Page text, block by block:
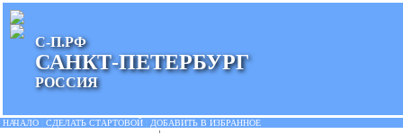
С-П.РФ
САНКТ-ПЕТЕРБУРГ
РОССИЯ
НАЧАЛО СДЕЛАТЬ СТАРТОВОЙ ДОБАВИТЬ В ИЗБРАННОЕ